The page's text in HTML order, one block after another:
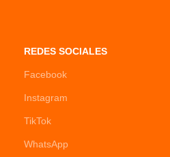
REDES SOCIALES
Facebook
Instagram
TikTok
WhatsApp